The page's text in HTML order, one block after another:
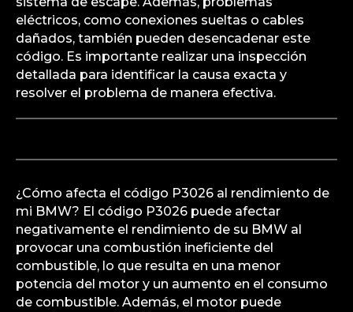
eléctricos, como conexiones sueltas o cables
dañados, también pueden desencadenar este
código. Es importante realizar una inspección
detallada para identificar la causa exacta y
resolver el problema de manera efectiva.
¿Cómo afecta el código P3026 al rendimiento de
mi BMW? El código P3026 puede afectar
negativamente el rendimiento de su BMW al
provocar una combustión ineficiente del
combustible, lo que resulta en una menor
potencia del motor y un aumento en el consumo
de combustible. Además, el motor puede